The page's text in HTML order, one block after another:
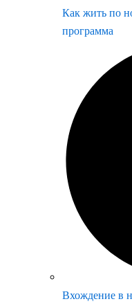
Как жить по
программа
Вхождение в